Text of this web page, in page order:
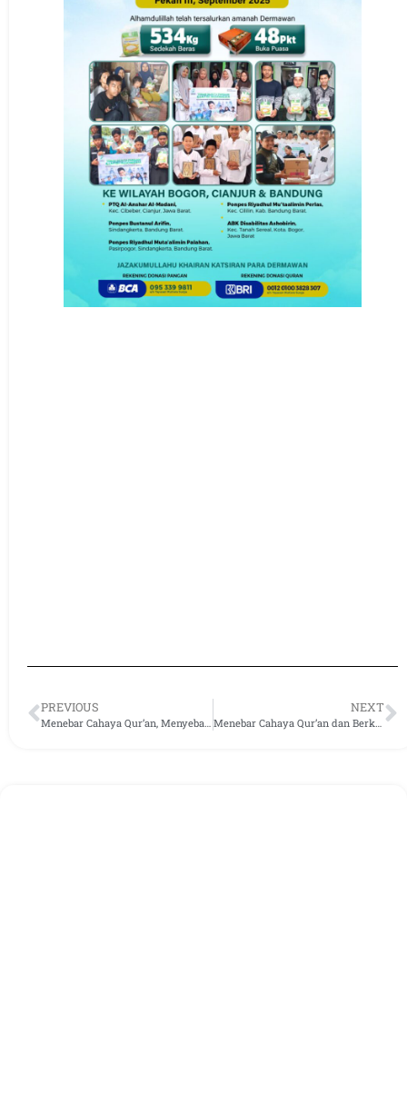
PREVIOUS NEXT
Menebar Cahaya Qur’an dan Berkah Beras, Laporan Distribusi Pekan Keempat September 2025